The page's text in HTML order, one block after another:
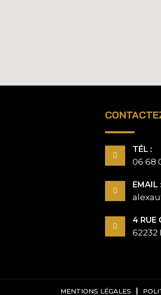
TÉL :
06 68
EMAIL :
4 RUE
62232
MENTIONS LÉGALES